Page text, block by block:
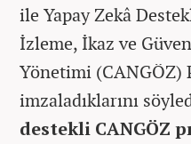
ile Yapay Zekâ
İzleme, İkaz ve
Yönetimi (CANGÖZ)
imzaladıklarını
destekli CANGÖZ